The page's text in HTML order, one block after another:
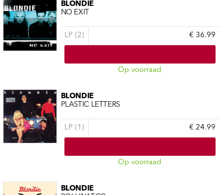
BLONDIE
NO EXIT
LP (2) € 36.99
Op voorraad
BLONDIE
PLASTIC LETTERS
LP (1) € 24.99
Op voorraad
BLONDIE